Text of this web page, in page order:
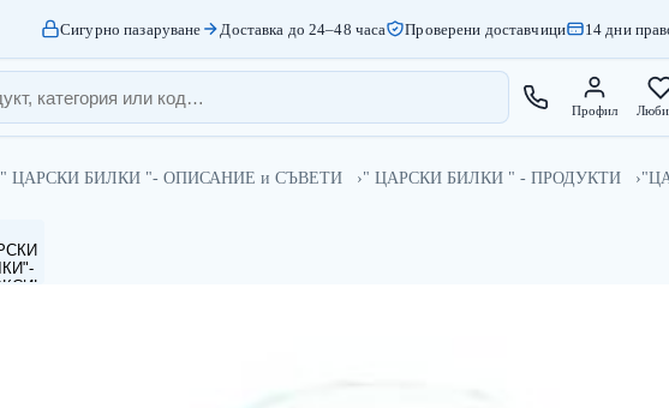
Сигурно пазаруване Доставка до 24–48 часа Проверени доставчици 14 дни
Профил
" ЦАРСКИ БИЛКИ "- ОПИСАНИЕ и СЪВЕТИ " ЦАРСКИ БИЛКИ " - ПРОДУКТИ